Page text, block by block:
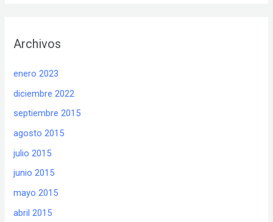
Archivos
enero 2023
diciembre 2022
septiembre 2015
agosto 2015
julio 2015
junio 2015
mayo 2015
abril 2015